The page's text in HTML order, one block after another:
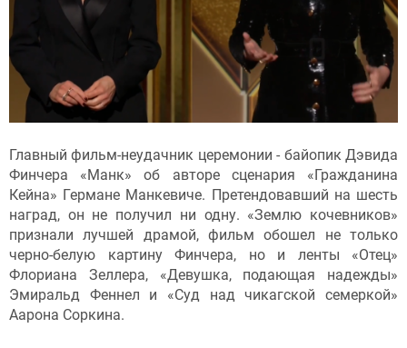
Главный фильм-неудачник церемонии - байопик Дэвида
Финчера «Манк» об авторе сценария «Гражданина
Кейна» Германе Манкевиче. Претендовавший на шесть
наград, он не получил ни одну. «Землю кочевников»
признали лучшей драмой, фильм обошел не только
черно-белую картину Финчера, но и ленты «Отец»
Флориана Зеллера, «Девушка, подающая надежды»
Эмиральд Феннел и «Суд над чикагской семеркой»
Аарона Соркина.